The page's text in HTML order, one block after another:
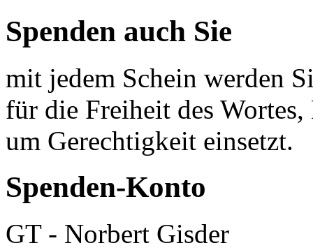
Spenden auch Sie
mit jedem Schein werden
für die Freiheit des
um Gerechtigkeit einsetzt.
Spenden-Konto
GT - Norbert Gisder